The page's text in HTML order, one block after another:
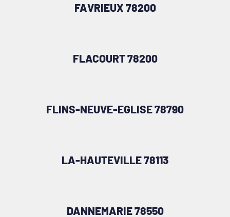
FAVRIEUX 78200
FLACOURT 78200
FLINS-NEUVE-EGLISE 78790
LA-HAUTEVILLE 78113
DANNEMARIE 78550